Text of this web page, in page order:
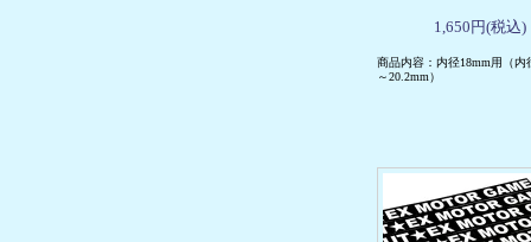
1,650円(税込)
商品内容：内径18mm用（内
～20.2mm）